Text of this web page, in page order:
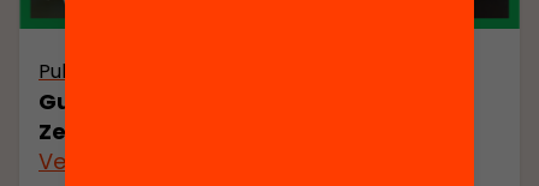
Publicació
Guia de participació de la II Setmana
Zero Abandonament
Veure’n més